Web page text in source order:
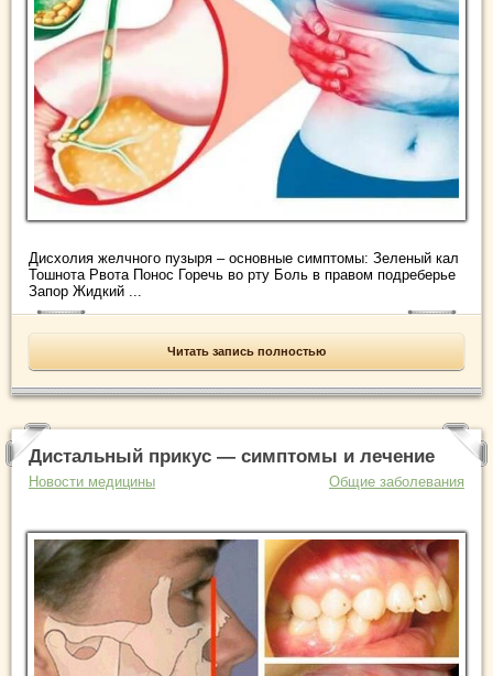
Дисхолия желчного пузыря – основные симптомы: Зеленый кал
Тошнота Рвота Понос Горечь во рту Боль в правом подреберье
Запор Жидкий ...
Читать запись полностью
Дистальный прикус — симптомы и лечение
Новости медицины Общие заболевания